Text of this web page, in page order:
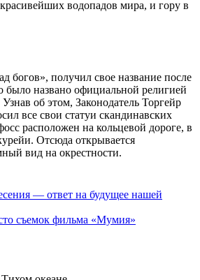
водопадов мира, и гору в
богов», получил свое название после
было названо официальной религией
об этом, Законодатель Торгейр
все свои статуи скандинавских
расположен на кольцевой дороге, в
Отсюда открывается
вид на окрестности.
— ответ на будущее нашей
съемок фильма «Мумия»